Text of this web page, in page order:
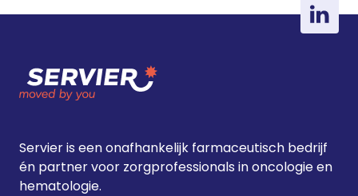
eten. En voor opname van
soorten … <a
href="https://servier.nl/acute-
lymfatische-
Servier is een onafhankelijk farmaceutisch bedrijf
én partner voor zorgprofessionals in oncologie en
hematologie.